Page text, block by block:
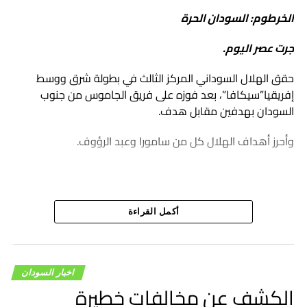
الخرطوم: السودان الحرة
جرت عصر اليوم.
حقق الهلال السوداني المركز الثالث في بطولة شرق ووسط
إفريقيا”سيكافا”، بعد فوزه على فريق الجاموس من جنوب
السودان بهدفين مقابل هدف.
وأحرز أهداف الهلال كل من سامورا وعبد الرؤوف.
أكمل القراءة
اخبار السودان
الكشف عن مخالفات خطيرة